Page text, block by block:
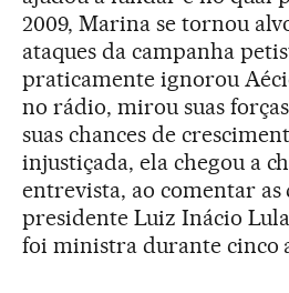
2009, Marina se tornou
ataques da campanha
praticamente ignorou
no rádio, mirou suas
suas chances de
injustiçada, ela chegou a
entrevista, ao comentar as
presidente Luiz Inácio
foi ministra durante cinco